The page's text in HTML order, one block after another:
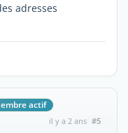
adresses
actif
il y a 2 ans #5